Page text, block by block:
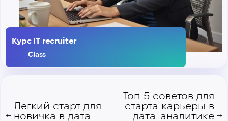
Курс IT recruiter
Class
←
Легкий старт для
новичка в дата-
Топ 5 советов для
старта карьеры в
дата-аналитике →